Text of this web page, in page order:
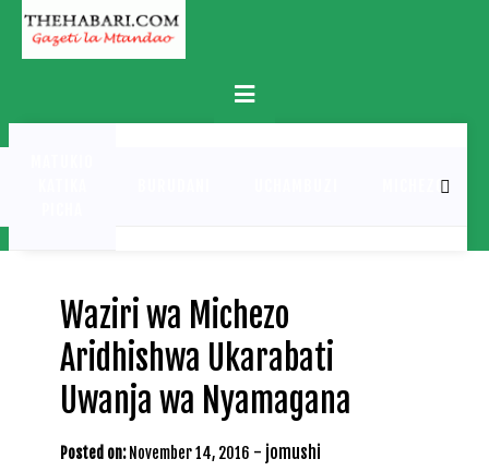
Skip
content
Primary
Menu
MICHEZO
Waziri wa Michezo
Aridhishwa Ukarabati
Uwanja wa Nyamagana
Posted on: November 14, 2016 - jomushi